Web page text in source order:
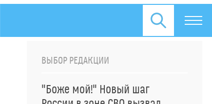
ВЫБОР РЕДАКЦИИ
"Боже мой!" Новый шаг